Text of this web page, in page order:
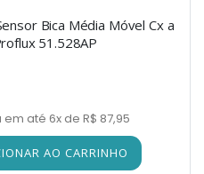
Bica Média Móvel Cx a
51.528AP
em até 6x de R$ 87,95
AO CARRINHO